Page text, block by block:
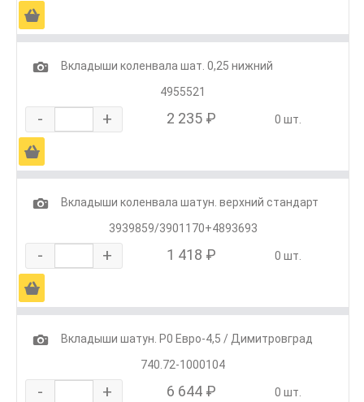
Ä
1
Вкладыши коленвала шат. 0,25 нижний
4955521
- + 2 235 ₽ 0 шт.
Ä
1
Вкладыши коленвала шатун. верхний стандарт
3939859/3901170+4893693
- + 1 418 ₽ 0 шт.
Ä
1
Вкладыши шатун. Р0 Евро-4,5 / Димитровград
740.72-1000104
- + 6 644 ₽ 0 шт.